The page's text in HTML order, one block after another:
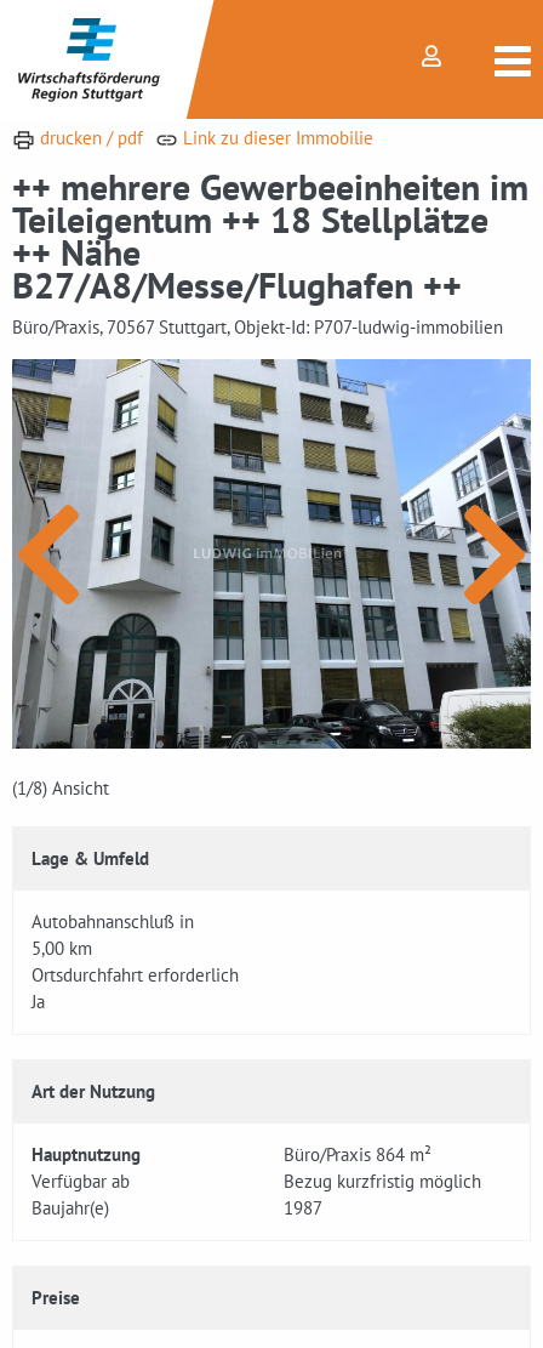
drucken / pdf Link zu dieser Immobilie
++ mehrere Gewerbeeinheiten im
Teileigentum ++ 18 Stellplätze
++ Nähe
B27/A8/Messe/Flughafen ++
Büro/Praxis, 70567 Stuttgart, Objekt-Id: P707-ludwig-immobilien
(1/8) Ansicht
Lage & Umfeld
Autobahnanschluß in
5,00 km
Ortsdurchfahrt erforderlich
Ja
Art der Nutzung
Hauptnutzung
Büro/Praxis 864 m²
Verfügbar ab
Bezug kurzfristig möglich
Baujahr(e)
1987
Preise